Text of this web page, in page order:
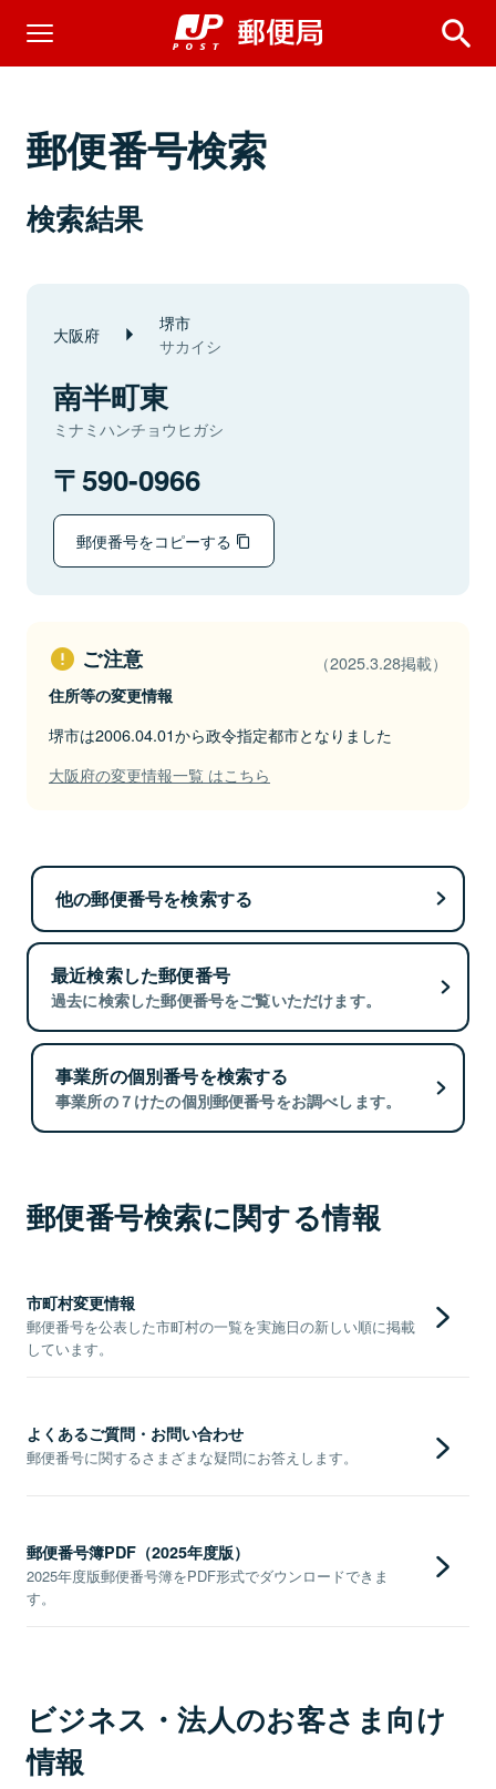
郵便番号検索
検索結果
大阪府 堺市
サカイシ
南半町東
ミナミハンチョウヒガシ
590-0966
郵便番号をコピーする
ご注意 （2025.3.28掲載）
住所等の変更情報
堺市は2006.04.01から政令指定都市となりました
大阪府の変更情報一覧 はこちら
他の郵便番号を検索する
最近検索した郵便番号
過去に検索した郵便番号をご覧いただけます。
事業所の個別番号を検索する
事業所の７けたの個別郵便番号をお調べします。
郵便番号検索に関する情報
市町村変更情報
郵便番号を公表した市町村の一覧を実施日の新しい順に掲載
しています。
よくあるご質問・お問い合わせ
郵便番号に関するさまざまな疑問にお答えします。
郵便番号簿PDF（2025年度版）
2025年度版郵便番号簿をPDF形式でダウンロードできま
す。
ビジネス・法人のお客さま向け
情報